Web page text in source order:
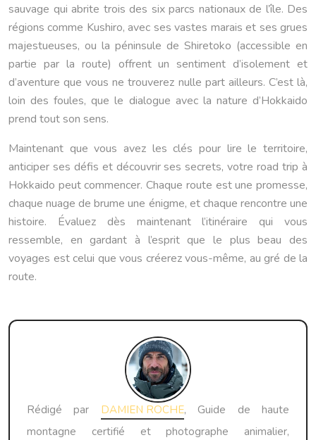
sauvage qui abrite trois des six parcs nationaux de l’île. Des
régions comme Kushiro, avec ses vastes marais et ses grues
majestueuses, ou la péninsule de Shiretoko (accessible en
partie par la route) offrent un sentiment d’isolement et
d’aventure que vous ne trouverez nulle part ailleurs. C’est là,
loin des foules, que le dialogue avec la nature d’Hokkaido
prend tout son sens.
Maintenant que vous avez les clés pour lire le territoire,
anticiper ses défis et découvrir ses secrets, votre road trip à
Hokkaido peut commencer. Chaque route est une promesse,
chaque nuage de brume une énigme, et chaque rencontre une
histoire. Évaluez dès maintenant l’itinéraire qui vous
ressemble, en gardant à l’esprit que le plus beau des
voyages est celui que vous créerez vous-même, au gré de la
route.
Rédigé par DAMIEN ROCHE, Guide de haute
montagne certifié et photographe animalier,